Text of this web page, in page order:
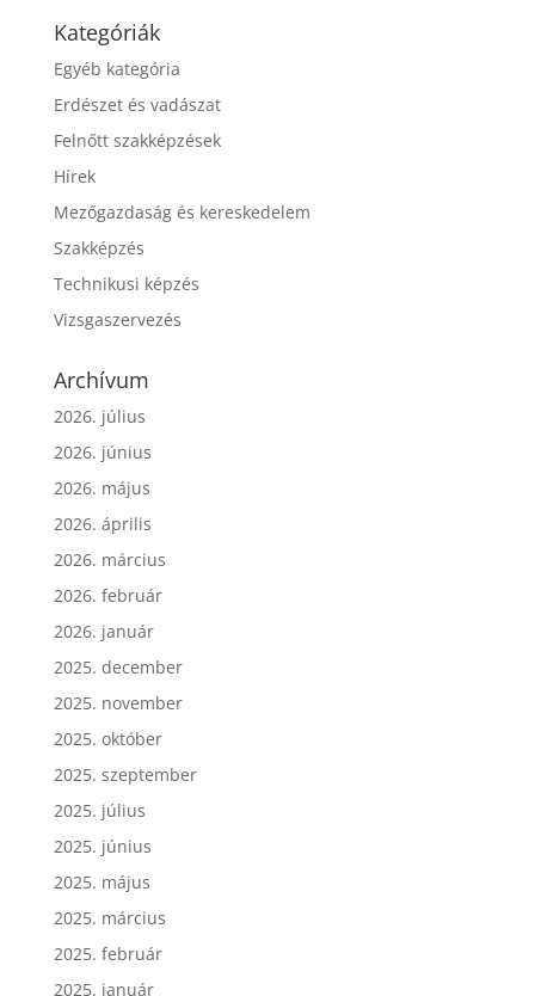
Kategóriák
Egyéb kategória
Erdészet és vadászat
Felnőtt szakképzések
Hírek
Mezőgazdaság és kereskedelem
Szakképzés
Technikusi képzés
Vizsgaszervezés
Archívum
2026. július
2026. június
2026. május
2026. április
2026. március
2026. február
2026. január
2025. december
2025. november
2025. október
2025. szeptember
2025. július
2025. június
2025. május
2025. március
2025. február
2025. január